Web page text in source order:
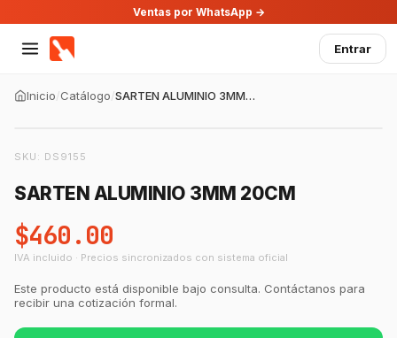
Ventas por WhatsApp →
Entrar
Inicio/Catálogo/ SARTEN ALUMINIO 3MM 20CM
SKU: DS9155
SARTEN ALUMINIO 3MM 20CM
$460.00
IVA incluido · Precios sincronizados con sistema oficial
Este producto está disponible bajo consulta. Contáctanos para
recibir una cotización formal.